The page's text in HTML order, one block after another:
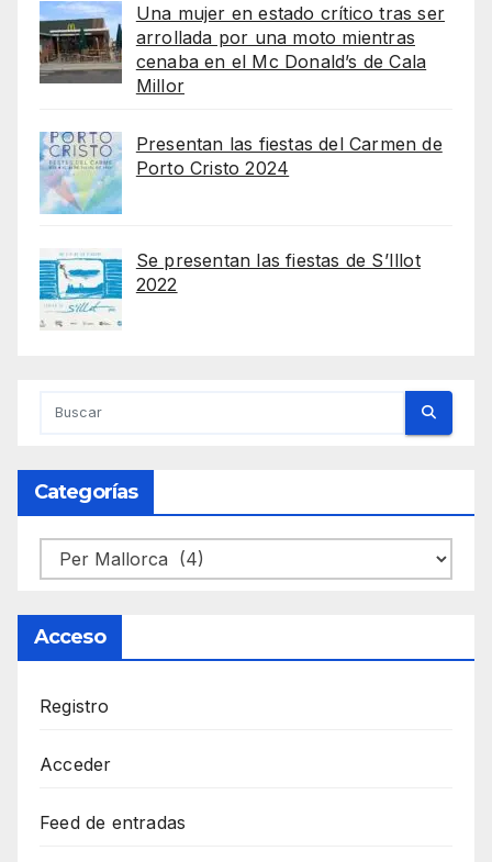
Una mujer en estado crítico tras ser
arrollada por una moto mientras
cenaba en el Mc Donald’s de Cala
Millor
Presentan las fiestas del Carmen de
Porto Cristo 2024
Se presentan las fiestas de S’Illot
2022
Categorías
Categorías
Acceso
Registro
Acceder
Feed de entradas